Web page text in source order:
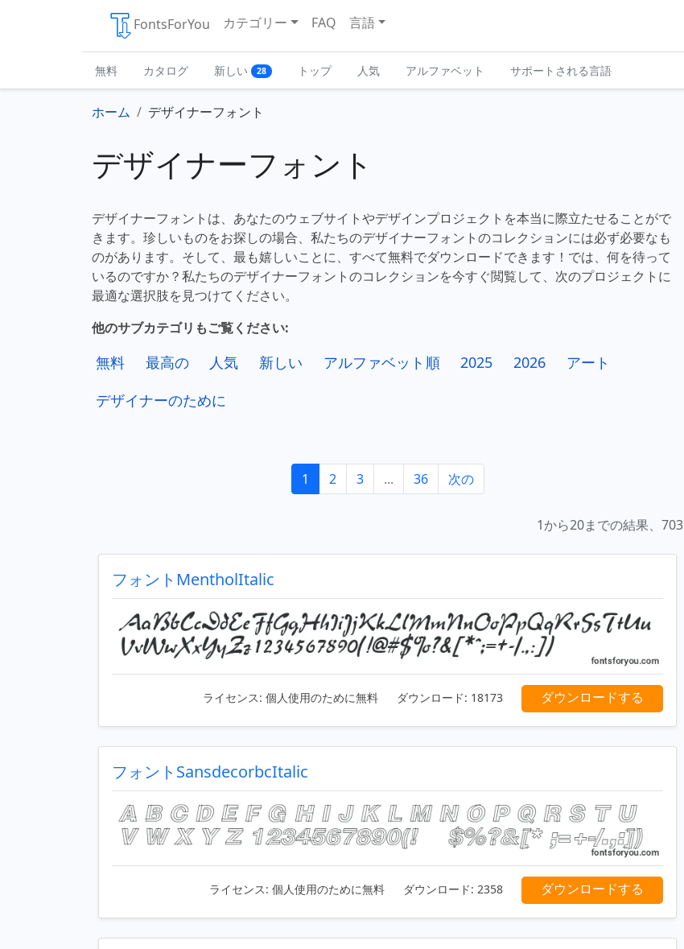
FontsForYou カテゴリー FAQ 言語
無料 カタログ 新しい 28 トップ 人気 アルファベット サポートされる言語
ホーム デザイナーフォント
デザイナーフォント
デザイナーフォントは、あなたのウェブサイトやデザインプロジェクトを本当に際立たせることがで
きます。珍しいものをお探しの場合、私たちのデザイナーフォントのコレクションには必ず必要なも
のがあります。そして、最も嬉しいことに、すべて無料でダウンロードできます！では、何を待って
いるのですか？私たちのデザイナーフォントのコレクションを今すぐ閲覧して、次のプロジェクトに
最適な選択肢を見つけてください。
他のサブカテゴリもご覧ください:
無料 最高の 人気 新しい アルファベット順 2025 2026
アート
デザイナーのために
1 2 3 ... 36 次の
1から20までの結果、703
フォントMentholItalic
ライセンス: 個人使用のために無料 ダウンロード: 18173 ダウンロードする
フォントSansdecorbcItalic
ライセンス: 個人使用のために無料 ダウンロード: 2358 ダウンロードする